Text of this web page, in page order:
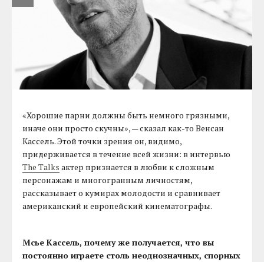
«Хорошие парни должны быть немного грязными,
иначе они просто скучны», — сказал как-то Венсан
Кассель. Этой точки зрения он, видимо,
придерживается в течение всей жизни: в интервью
The Talks актер признается в любви к сложным
персонажам и многогранным личностям,
рассказывает о кумирах молодости и сравнивает
американский и европейский кинематографы.
Мсье Кассель, почему же получается, что вы
постоянно играете столь неоднозначных, спорных